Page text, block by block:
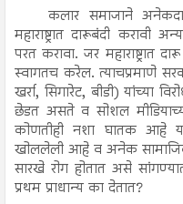
कलार समाजाने
महाराष्ट्रात दारूबंदी करावी
परत करावा. जर महाराष्ट्रात
स्वागतच करेल. त्याचप्रमाणे
खर्रा, सिगारेट, बीडी) यांच्या
छेडत असते व सोशल
कोणतीही नशा घातक आहे
खोललेली आहे व अनेक
सारखे रोग होतात असे
प्रथम प्राधान्य का देतात?